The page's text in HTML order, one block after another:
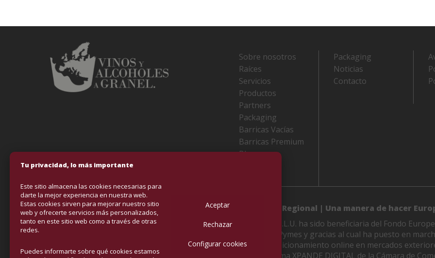
Sobre nosotros
Raíces
Servicios
Productos
Partners
Packaging
Barricas Vacías
Barricas Premium
Blog
Packaging
Noticias
Contacto
Fondo Europeo de Desarrollo Regional | Una manera de hacer
VINOS & ALCOHOLES M. VIDAL, S.L.U. ha sido beneficiaria del Fondo
mejorar la competitividad de las Pymes y gracias al cual ha puesto en
con el objetivo de mejorar su posicionamiento online en mercados
contado con el apoyo del Programa XPANDE DIGITAL de la Cámara de
Tu privacidad, lo más importante
Este sitio almacena las cookies necesarias para
darte la mejor experiencia en nuestra web.
Estas cookies sirven para mejorar nuestro sitio
web y ofrecerte servicios más personalizados,
tanto en este sitio web como a través de otras
redes.
Puedes informarte sobre qué cookies estamos
Aceptar
Rechazar
Configurar cookies